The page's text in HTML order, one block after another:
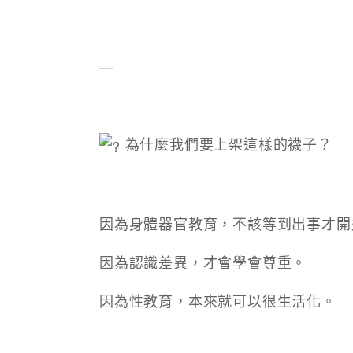
—
為什麼我們要上架這樣的襪子？
因為身體器官教育，不該等到出事才
因為認識差異，才會學會尊重。
因為性教育，本來就可以很生活化。